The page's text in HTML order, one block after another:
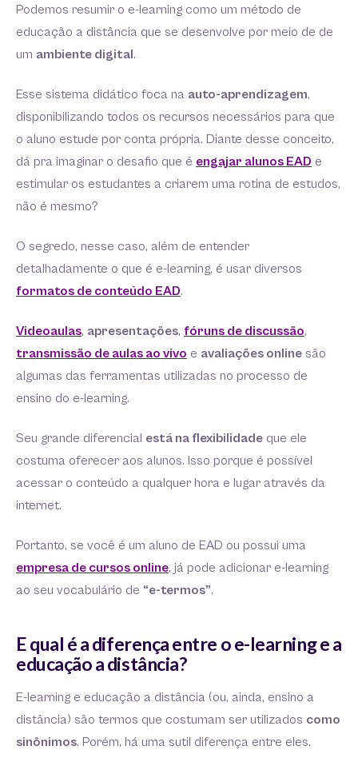
Podemos resumir o e-learning como um método de
educação a distância que se desenvolve por meio de de
um ambiente digital.
Esse sistema didático foca na auto-aprendizagem,
disponibilizando todos os recursos necessários para que
o aluno estude por conta própria. Diante desse conceito,
dá pra imaginar o desafio que é engajar alunos EAD e
estimular os estudantes a criarem uma rotina de estudos,
não é mesmo?
O segredo, nesse caso, além de entender
detalhadamente o que é e-learning, é usar diversos
formatos de conteúdo EAD.
Videoaulas, apresentações, fóruns de discussão,
transmissão de aulas ao vivo e avaliações online são
algumas das ferramentas utilizadas no processo de
ensino do e-learning.
Seu grande diferencial está na flexibilidade que ele
costuma oferecer aos alunos. Isso porque é possível
acessar o conteúdo a qualquer hora e lugar através da
internet.
Portanto, se você é um aluno de EAD ou possui uma
empresa de cursos online, já pode adicionar e-learning
ao seu vocabulário de “e-termos”.
E qual é a diferença entre o e-learning e a
educação a distância?
E-learning e educação a distância (ou, ainda, ensino a
distância) são termos que costumam ser utilizados como
sinônimos. Porém, há uma sutil diferença entre eles.